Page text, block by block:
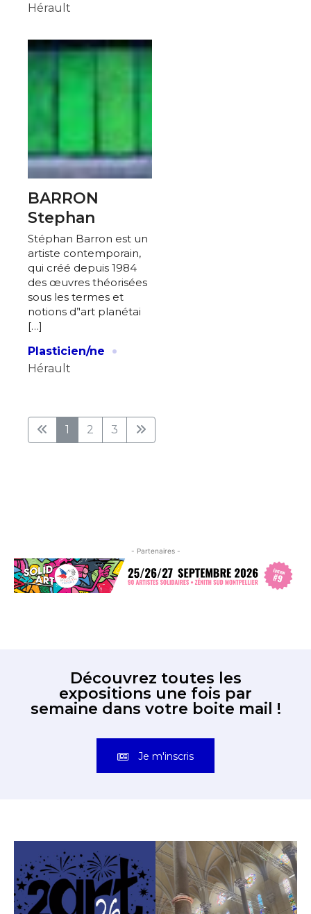
Hérault
BARRON
Stephan
Stéphan Barron est un
artiste contemporain,
qui créé depuis 1984
des œuvres théorisées
sous les termes et
notions d’'art planétai
[…]
Plasticien/ne
·
Hérault
1 2 3
- Partenaires -
Découvrez toutes les
expositions une fois par
semaine dans votre boite mail !
Je m'inscris